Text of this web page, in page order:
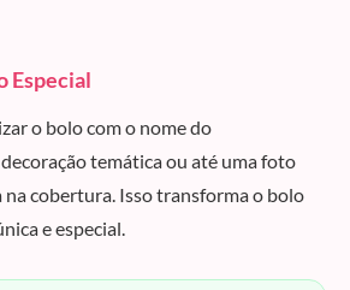
Especial
o bolo com o nome do
temática ou até uma foto
cobertura. Isso transforma o bolo
e especial.